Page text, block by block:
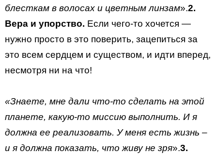
блесткам в волосах и цветным линзам».2.
Вера и упорство. Если чего-то хочется —
нужно просто в это поверить, зацепиться за
это всем сердцем и существом, и идти вперед,
несмотря ни на что!
«Знаете, мне дали что-то сделать на этой
планете, какую-то миссию выполнить. И я
должна ее реализовать. У меня есть жизнь –
и я должна показать, что живу не зря».3.